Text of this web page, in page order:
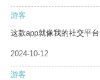
游客
这款app就像我的社交平
2024-10-12
游客